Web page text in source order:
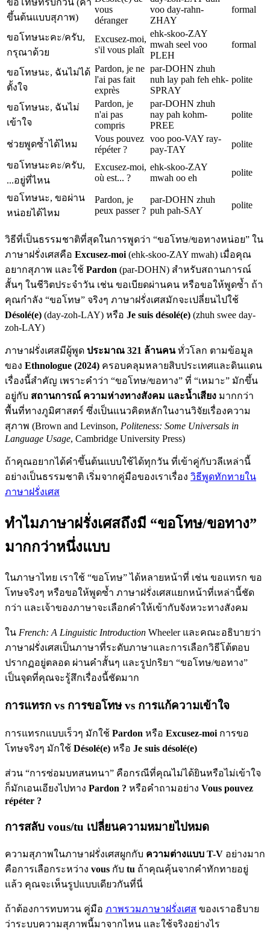
ขึ้นต้นแบบสุภาพ)
vous
déranger
voo day-rahn-
ZHAY
formal
ขอโทษนะคะ/ครับ,
กรุณาด้วย
Excusez-moi,
s'il vous plaît
ehk-skoo-ZAY
mwah seel voo
PLEH
formal
ขอโทษนะ, ฉันไม่ได้
ตั้งใจ
Pardon, je ne
l'ai pas fait
exprès
par-DOHN zhuh
nuh lay pah feh ehk-
SPRAY
polite
ขอโทษนะ, ฉันไม่
เข้าใจ
Pardon, je
n'ai pas
compris
par-DOHN zhuh
nay pah kohm-
PREE
polite
ช่วยพูดซ้ำได้ไหม
Vous pouvez
répéter ?
voo poo-VAY ray-
pay-TAY
polite
ขอโทษนะคะ/ครับ,
...อยู่ที่ไหน
Excusez-moi,
où est... ?
ehk-skoo-ZAY
mwah oo eh
polite
ขอโทษนะ, ขอผ่าน
หน่อยได้ไหม
Pardon, je
peux passer ?
par-DOHN zhuh
puh pah-SAY
polite
วิธีที่เป็นธรรมชาติที่สุดในการพูดว่า “ขอโทษ/ขอทางหน่อย” ใน
ภาษาฝรั่งเศสคือ Excusez-moi (ehk-skoo-ZAY mwah) เมื่อคุณ
อยากสุภาพ และใช้ Pardon (par-DOHN) สำหรับสถานการณ์
สั้นๆ ในชีวิตประจำวัน เช่น ขอเบียดผ่านคน หรือขอให้พูดซ้ำ ถ้า
คุณกำลัง “ขอโทษ” จริงๆ ภาษาฝรั่งเศสมักจะเปลี่ยนไปใช้
Désolé(e) (day-zoh-LAY) หรือ Je suis désolé(e) (zhuh swee day-
zoh-LAY)
ภาษาฝรั่งเศสมีผู้พูด ประมาณ 321 ล้านคนทั่วโลก ตามข้อมูล
ของ Ethnologue (2024) ครอบคลุมหลายสิบประเทศและดินแดน
เรื่องนี้สำคัญ เพราะคำว่า “ขอโทษ/ขอทาง” ที่ “เหมาะ” มักขึ้น
อยู่กับ สถานการณ์ ความห่างทางสังคม และน้ำเสียง มากกว่า
พื้นที่ทางภูมิศาสตร์ ซึ่งเป็นแนวคิดหลักในงานวิจัยเรื่องความ
สุภาพ (Brown and Levinson, Politeness: Some Universals in
Language Usage, Cambridge University Press)
ถ้าคุณอยากได้คำขึ้นต้นแบบใช้ได้ทุกวัน ที่เข้าคู่กับวลีเหล่านี้
อย่างเป็นธรรมชาติ เริ่มจากคู่มือของเราเรื่อง วิธีพูดทักทายใน
ภาษาฝรั่งเศส
ทำไมภาษาฝรั่งเศสถึงมี “ขอโทษ/ขอทาง”
มากกว่าหนึ่งแบบ
ในภาษาไทย เราใช้ “ขอโทษ” ได้หลายหน้าที่ เช่น ขอแทรก ขอ
โทษจริงๆ หรือขอให้พูดซ้ำ ภาษาฝรั่งเศสแยกหน้าที่เหล่านี้ชัด
กว่า และเจ้าของภาษาจะเลือกคำให้เข้ากับจังหวะทางสังคม
ใน French: A Linguistic Introduction Wheeler และคณะอธิบายว่า
ภาษาฝรั่งเศสเป็นภาษาที่ระดับภาษาและการเลือกวิธีโต้ตอบ
ปรากฏอยู่ตลอด ผ่านคำสั้นๆ และรูปกริยา “ขอโทษ/ขอทาง”
เป็นจุดที่คุณจะรู้สึกเรื่องนี้ชัดมาก
การแทรก vs การขอโทษ vs การแก้ความเข้าใจ
การแทรกแบบเร็วๆ มักใช้ Pardon หรือ Excusez-moi การขอ
โทษจริงๆ มักใช้ Désolé(e) หรือ Je suis désolé(e)
ส่วน “การซ่อมบทสนทนา” คือกรณีที่คุณไม่ได้ยินหรือไม่เข้าใจ
ก็มักเอนเอียงไปทาง Pardon ? หรือคำถามอย่าง Vous pouvez
répéter ?
การสลับ vous/tu เปลี่ยนความหมายไปหมด
ความสุภาพในภาษาฝรั่งเศสผูกกับ ความต่างแบบ T-V อย่างมาก
คือการเลือกระหว่าง vous กับ tu ถ้าคุณคุ้นจากคำทักทายอยู่
แล้ว คุณจะเห็นรูปแบบเดียวกันที่นี่
ถ้าต้องการทบทวน คู่มือ ภาพรวมภาษาฝรั่งเศส ของเราอธิบาย
ว่าระบบความสุภาพนี้มาจากไหน และใช้จริงอย่างไร